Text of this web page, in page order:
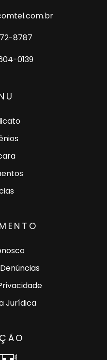
8787
0139
Jurídica